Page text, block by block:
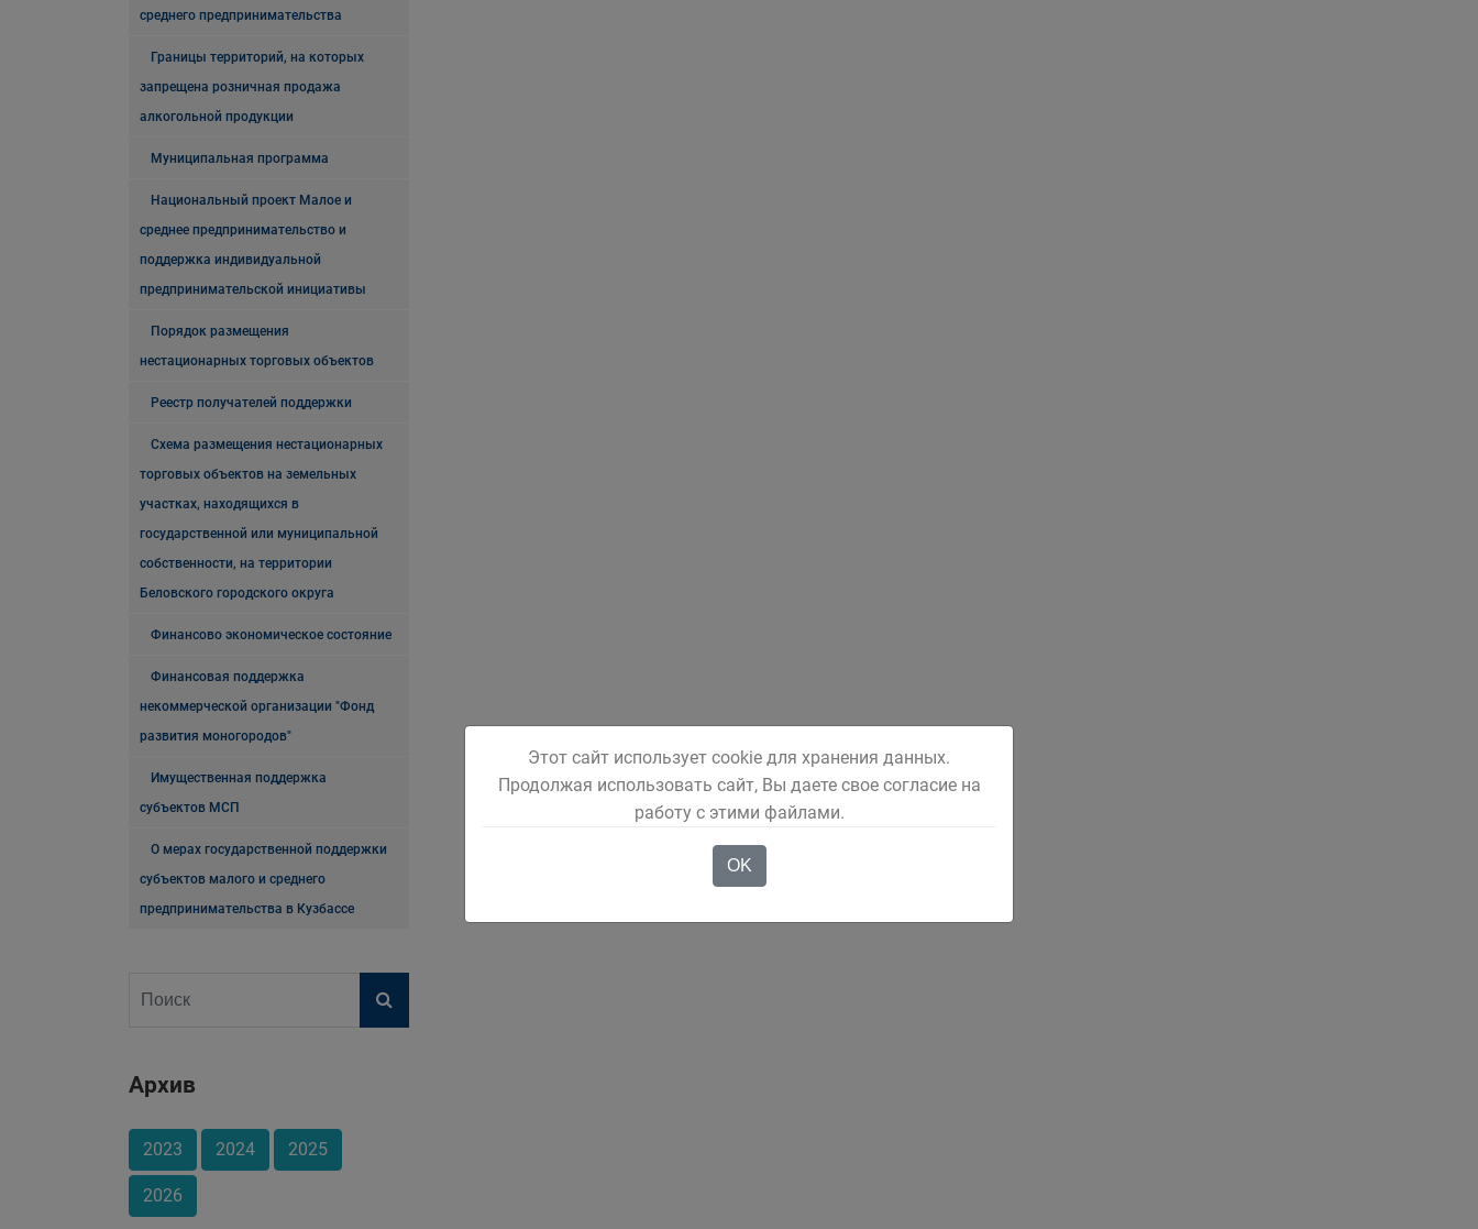
среднего предпринимательства
Границы территорий, на которых
запрещена розничная продажа
алкогольной продукции
Муниципальная программа
Национальный проект Малое и
среднее предпринимательство и
поддержка индивидуальной
предпринимательской инициативы
Порядок размещения
нестационарных торговых объектов
Реестр получателей поддержки
Схема размещения нестационарных
торговых объектов на земельных
участках, находящихся в
государственной или муниципальной
собственности, на территории
Беловского городского округа
Финансово экономическое состояние
Финансовая поддержка
некоммерческой организации "Фонд
развития моногородов"
Имущественная поддержка
субъектов МСП
О мерах государственной поддержки
субъектов малого и среднего
предпринимательства в Кузбассе
Архив
2023 2024 2025
2026
Этот сайт использует cookie для хранения данных.
Продолжая использовать сайт, Вы даете свое согласие на
работу с этими файлами.
OK